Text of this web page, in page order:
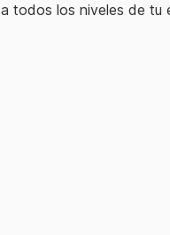
todos los niveles de tu